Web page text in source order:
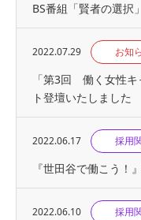
BS番組「賢者の選択
2022.07.29 お知
「第3回 働く女性キ
ト登壇いたしました
2022.06.17 採用
『世⽥⾕で働こう！
2022.06.10 採用